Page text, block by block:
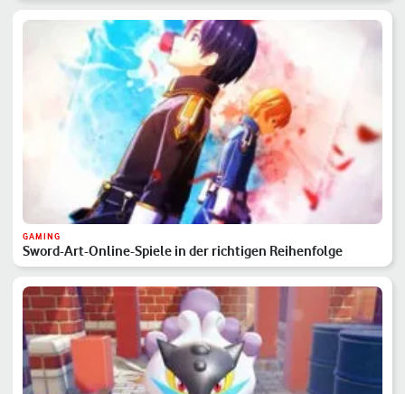
GAMING
Sword-Art-Online-Spiele in der richtigen Reihenfolge